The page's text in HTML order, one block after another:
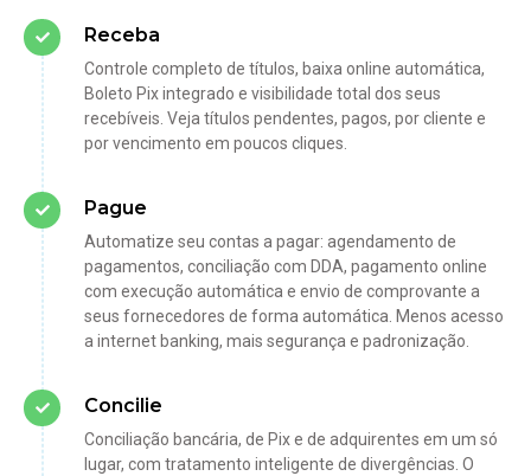
Receba
Controle completo de títulos, baixa online automática,
Boleto Pix integrado e visibilidade total dos seus
recebíveis. Veja títulos pendentes, pagos, por cliente e
por vencimento em poucos cliques.
Pague
Automatize seu contas a pagar: agendamento de
pagamentos, conciliação com DDA, pagamento online
com execução automática e envio de comprovante a
seus fornecedores de forma automática. Menos acesso
a internet banking, mais segurança e padronização.
Concilie
Conciliação bancária, de Pix e de adquirentes em um só
lugar, com tratamento inteligente de divergências. O